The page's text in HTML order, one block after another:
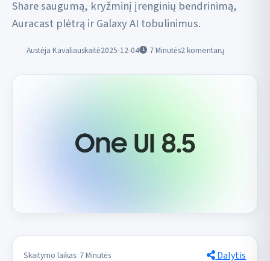
Share saugumą, kryžminį įrenginių bendrinimą,
Auracast plėtrą ir Galaxy AI tobulinimus.
Austėja Kavaliauskaitė2025-12-04 7Minutės2 komentarų
Skaitymo laikas: 7 Minutės Dalytis